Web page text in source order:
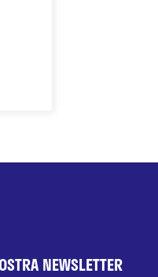
NEWSLETTER